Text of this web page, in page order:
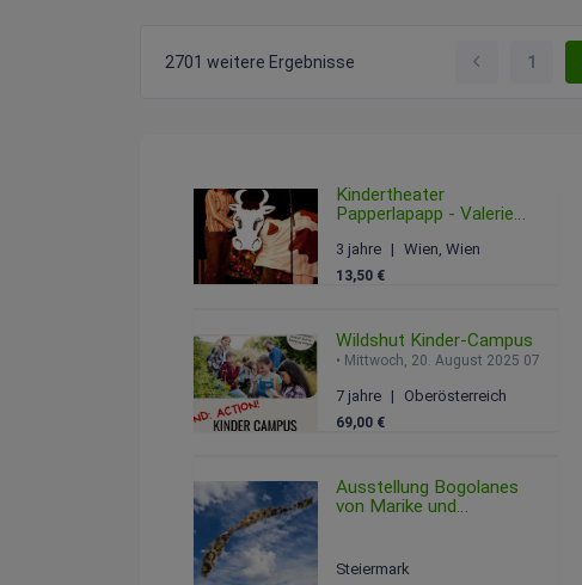
2701 weitere Ergebnisse 1
Kindertheater
Papperlapapp - Valerie
Schaukel
3 jahre Wien, Wien
13,50 €
Wildshut Kinder-Campus
Mittwoch, 20. August 2025 07:00
7 jahre Oberösterreich
69,00 €
Ausstellung Bogolanes
von Marike und
Steiermark